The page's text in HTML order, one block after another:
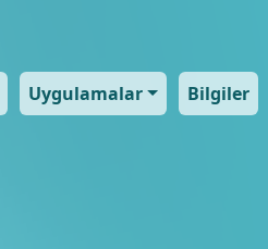
Uygulamalar Bilgiler